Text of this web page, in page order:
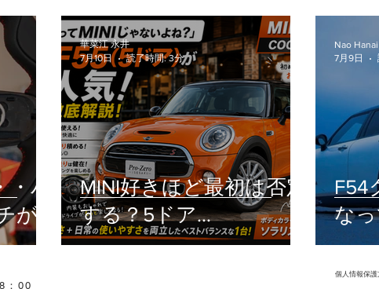
工賃・設定）を徹底解説
を
パ
が
MINI好きほど最初は否定
する？5ドア
MINI（F55）の本当の魅
華菜江 永井
7月10日
読了時間: 3分
F54
な
か
こと
Nao Hanai
7月9日
：00
個人情報保護